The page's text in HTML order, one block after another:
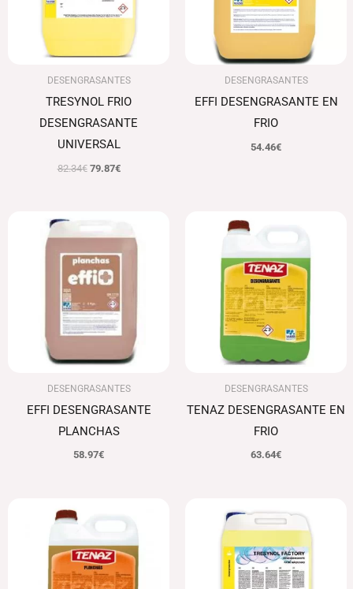
DESENGRASANTES
TRESYNOL FRIO
DESENGRASANTE
UNIVERSAL
82.34€ 79.87€
DESENGRASANTES
EFFI DESENGRASANTE EN
FRIO
54.46€
DESENGRASANTES
EFFI DESENGRASANTE
PLANCHAS
58.97€
DESENGRASANTES
TENAZ DESENGRASANTE EN
FRIO
63.64€
precio
original
era:
79.66€.
precio
actual
es:
77.27€.